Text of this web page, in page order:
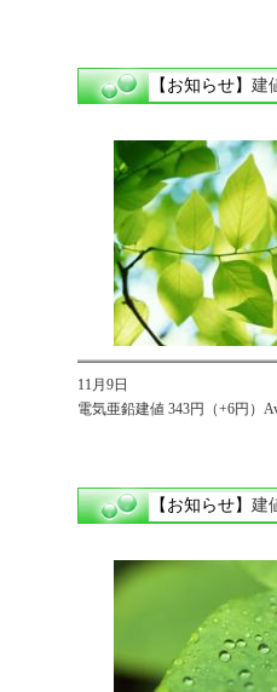
【お知らせ】 建
11月9日
電気亜鉛建値 343円（+6円）
【お知らせ】 建